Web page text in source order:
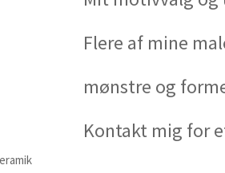
Flere af mine
mønstre og
Kontakt mig for